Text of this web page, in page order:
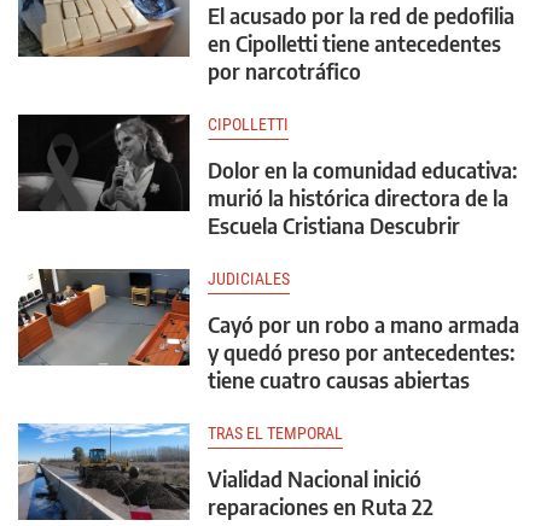
El acusado por la red de pedofilia
en Cipolletti tiene antecedentes
por narcotráfico
CIPOLLETTI
Dolor en la comunidad educativa:
murió la histórica directora de la
Escuela Cristiana Descubrir
JUDICIALES
Cayó por un robo a mano armada
y quedó preso por antecedentes:
tiene cuatro causas abiertas
TRAS EL TEMPORAL
Vialidad Nacional inició
reparaciones en Ruta 22